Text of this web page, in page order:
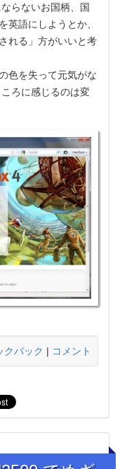
らないお国柄、国
英語にしようとか、
れる」方がいいと考
色を失って元気がな
ろに感じるのは変
クバック | コメント